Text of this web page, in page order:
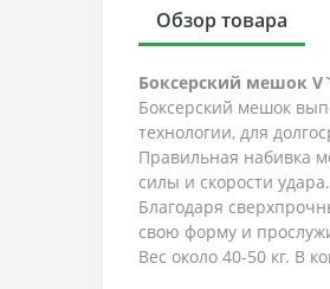
Обзор товара
Боксерский мешок
Боксерский мешок
технологии, для
Правильная набивка
силы и скорости
Благодаря
свою форму и
Вес около 40-50 кг. В